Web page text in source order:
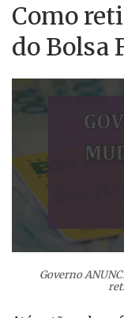
Como
do Bolsa
Governo